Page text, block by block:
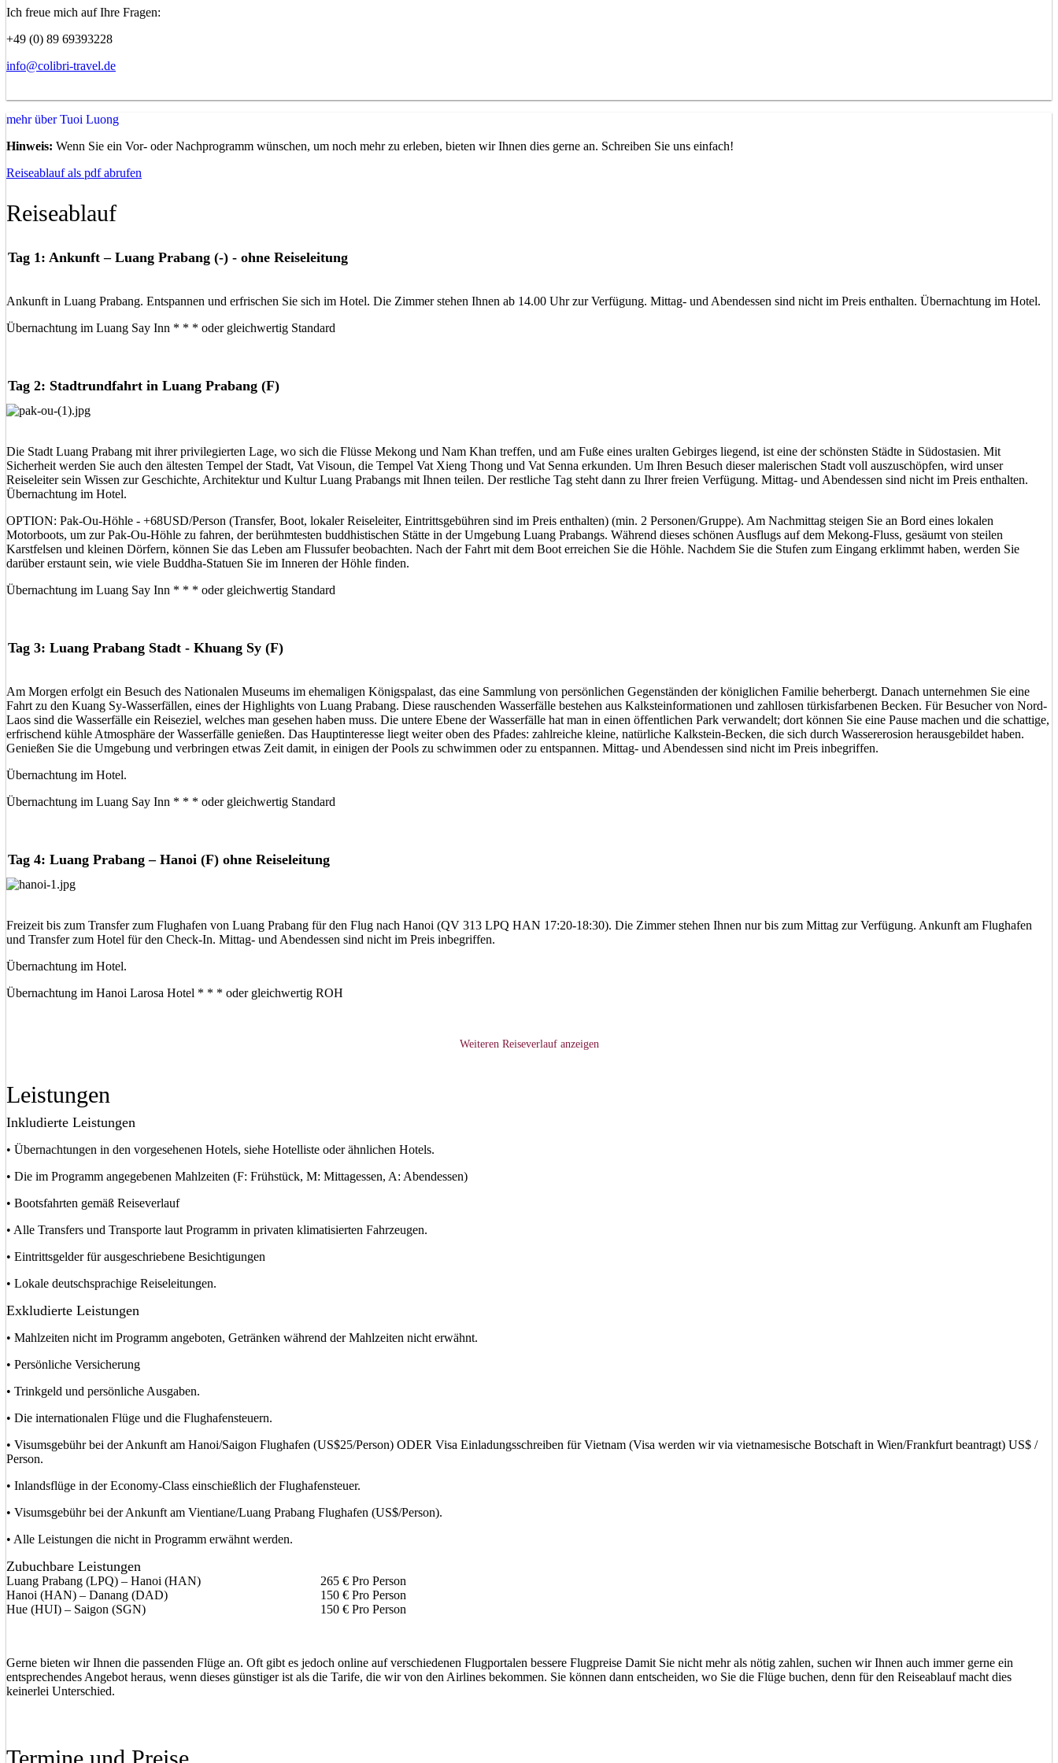
Ich freue mich auf Ihre Fragen:
+49 (0) 89 69393228
info@colibri-travel.de
mehr über Tuoi Luong
Hinweis: Wenn Sie ein Vor- oder Nachprogramm wünschen, um noch mehr zu erleben, bieten wir Ihnen dies gerne an. Schreiben Sie uns einfach!
Reiseablauf als pdf abrufen
Reiseablauf
Tag 1: Ankunft – Luang Prabang (-) - ohne Reiseleitung
Ankunft in Luang Prabang. Entspannen und erfrischen Sie sich im Hotel. Die Zimmer stehen Ihnen ab 14.00 Uhr zur Verfügung. Mittag- und Abendessen sind nicht im Preis enthalten. Übernachtung im Hotel.
Übernachtung im Luang Say Inn * * * oder gleichwertig Standard
Tag 2: Stadtrundfahrt in Luang Prabang (F)
Die Stadt Luang Prabang mit ihrer privilegierten Lage, wo sich die Flüsse Mekong und Nam Khan treffen, und am Fuße eines uralten Gebirges liegend, ist eine der schönsten Städte in Südostasien. Mit
Sicherheit werden Sie auch den ältesten Tempel der Stadt, Vat Visoun, die Tempel Vat Xieng Thong und Vat Senna erkunden. Um Ihren Besuch dieser malerischen Stadt voll auszuschöpfen, wird unser
Reiseleiter sein Wissen zur Geschichte, Architektur und Kultur Luang Prabangs mit Ihnen teilen. Der restliche Tag steht dann zu Ihrer freien Verfügung. Mittag- und Abendessen sind nicht im Preis enthalten.
Übernachtung im Hotel.
OPTION: Pak-Ou-Höhle - +68USD/Person (Transfer, Boot, lokaler Reiseleiter, Eintrittsgebühren sind im Preis enthalten) (min. 2 Personen/Gruppe). Am Nachmittag steigen Sie an Bord eines lokalen
Motorboots, um zur Pak-Ou-Höhle zu fahren, der berühmtesten buddhistischen Stätte in der Umgebung Luang Prabangs. Während dieses schönen Ausflugs auf dem Mekong-Fluss, gesäumt von steilen
Karstfelsen und kleinen Dörfern, können Sie das Leben am Flussufer beobachten. Nach der Fahrt mit dem Boot erreichen Sie die Höhle. Nachdem Sie die Stufen zum Eingang erklimmt haben, werden Sie
darüber erstaunt sein, wie viele Buddha-Statuen Sie im Inneren der Höhle finden.
Übernachtung im Luang Say Inn * * * oder gleichwertig Standard
Tag 3: Luang Prabang Stadt - Khuang Sy (F)
Am Morgen erfolgt ein Besuch des Nationalen Museums im ehemaligen Königspalast, das eine Sammlung von persönlichen Gegenständen der königlichen Familie beherbergt. Danach unternehmen Sie eine
Fahrt zu den Kuang Sy-Wasserfällen, eines der Highlights von Luang Prabang. Diese rauschenden Wasserfälle bestehen aus Kalksteinformationen und zahllosen türkisfarbenen Becken. Für Besucher von Nord-
Laos sind die Wasserfälle ein Reiseziel, welches man gesehen haben muss. Die untere Ebene der Wasserfälle hat man in einen öffentlichen Park verwandelt; dort können Sie eine Pause machen und die schattige,
erfrischend kühle Atmosphäre der Wasserfälle genießen. Das Hauptinteresse liegt weiter oben des Pfades: zahlreiche kleine, natürliche Kalkstein-Becken, die sich durch Wassererosion herausgebildet haben.
Genießen Sie die Umgebung und verbringen etwas Zeit damit, in einigen der Pools zu schwimmen oder zu entspannen. Mittag- und Abendessen sind nicht im Preis inbegriffen.
Übernachtung im Hotel.
Übernachtung im Luang Say Inn * * * oder gleichwertig Standard
Tag 4: Luang Prabang – Hanoi (F) ohne Reiseleitung
Freizeit bis zum Transfer zum Flughafen von Luang Prabang für den Flug nach Hanoi (QV 313 LPQ HAN 17:20-18:30). Die Zimmer stehen Ihnen nur bis zum Mittag zur Verfügung. Ankunft am Flughafen
und Transfer zum Hotel für den Check-In. Mittag- und Abendessen sind nicht im Preis inbegriffen.
Übernachtung im Hotel.
Übernachtung im Hanoi Larosa Hotel * * * oder gleichwertig ROH
Weiteren Reiseverlauf anzeigen
Leistungen
Inkludierte Leistungen
• Übernachtungen in den vorgesehenen Hotels, siehe Hotelliste oder ähnlichen Hotels.
• Die im Programm angegebenen Mahlzeiten (F: Frühstück, M: Mittagessen, A: Abendessen)
• Bootsfahrten gemäß Reiseverlauf
• Alle Transfers und Transporte laut Programm in privaten klimatisierten Fahrzeugen.
• Eintrittsgelder für ausgeschriebene Besichtigungen
• Lokale deutschsprachige Reiseleitungen.
Exkludierte Leistungen
• Mahlzeiten nicht im Programm angeboten, Getränken während der Mahlzeiten nicht erwähnt.
• Persönliche Versicherung
• Trinkgeld und persönliche Ausgaben.
• Die internationalen Flüge und die Flughafensteuern.
• Visumsgebühr bei der Ankunft am Hanoi/Saigon Flughafen (US$25/Person) ODER Visa Einladungsschreiben für Vietnam (Visa werden wir via vietnamesische Botschaft in Wien/Frankfurt beantragt) US$ /
Person.
• Inlandsflüge in der Economy-Class einschießlich der Flughafensteuer.
• Visumsgebühr bei der Ankunft am Vientiane/Luang Prabang Flughafen (US$/Person).
• Alle Leistungen die nicht in Programm erwähnt werden.
Zubuchbare Leistungen
Luang Prabang (LPQ) – Hanoi (HAN)
265 € Pro Person
Hanoi (HAN) – Danang (DAD)
150 € Pro Person
Hue (HUI) – Saigon (SGN)
150 € Pro Person
Gerne bieten wir Ihnen die passenden Flüge an. Oft gibt es jedoch online auf verschiedenen Flugportalen bessere Flugpreise Damit Sie nicht mehr als nötig zahlen, suchen wir Ihnen auch immer gerne ein
entsprechendes Angebot heraus, wenn dieses günstiger ist als die Tarife, die wir von den Airlines bekommen. Sie können dann entscheiden, wo Sie die Flüge buchen, denn für den Reiseablauf macht dies
keinerlei Unterschied.
Termine und Preise